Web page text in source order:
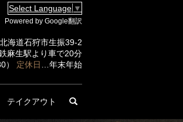
Select Language ▼
Powered by Google翻訳
海道石狩市生振39-2
麻生駅より車で20分
） 定休日 …年末年始
テイクアウト